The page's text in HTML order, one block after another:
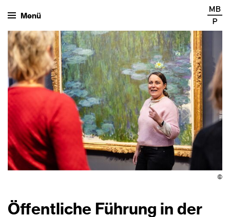
Menü
©
Öffentliche Führung in der